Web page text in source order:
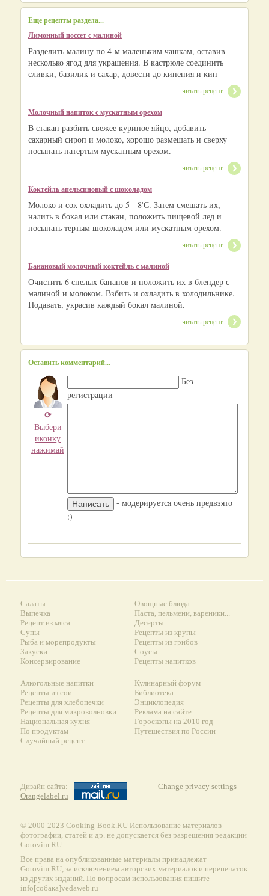
Еще рецепты раздела...
Лимонный поссет с малиной
Разделить малину по 4-м маленьким чашкам, оставив
несколько ягод для украшения. В кастрюле соединить
сливки, базилик и сахар, довести до кипения и кип
читать рецепт
Молочный напиток с мускатным орехом
В стакан разбить свежее куриное яйцо, добавить
сахарный сироп и молоко, хорошо размешать и сверху
посыпать натертым мускатным орехом.
читать рецепт
Коктейль апельсиновый с шоколадом
Молоко и сок охладить до 5 - 8'С. Затем смешать их,
налить в бокал или стакан, положить пищевой лед и
посыпать тертым шоколадом или мускатным орехом.
читать рецепт
Банановый молочный коктейль с малиной
Очистить 6 спелых бананов и положить их в блендер с
малиной и молоком. Взбить и охладить в холодильнике.
Подавать, украсив каждый бокал малиной.
читать рецепт
Оставить комментарий...
⟳
Выбери
иконку
нажимай
Без
регистрации
- модерируется очень предвзято
:)
Салаты
Выпечка
Рецепт из мяса
Супы
Рыба и морепродукты
Закуски
Консервирование
Овощные блюда
Паста, пельмени, вареники...
Десерты
Рецепты из крупы
Рецепты из грибов
Соусы
Рецепты напитков
Алкогольные напитки
Рецепты из сои
Рецепты для хлебопечки
Рецепты для микроволновки
Национальная кухня
По продуктам
Случайный рецепт
Кулинарный форум
Библиотека
Энциклопедия
Реклама на сайте
Гороскопы на 2010 год
Путешествия по России
Дизайн сайта:
Orangelabel.ru
Change privacy settings
© 2000-2023 Сooking-Book.RU Использование материалов
фотографии, статей и др. не допускается без разрешения редакции
Gotovim.RU.
Все права на опубликованные материалы принадлежат
Gotovim.RU, за исключением авторских материалов и перепечаток
из других изданий. По вопросам использования пишите
info[собака]vedaweb.ru